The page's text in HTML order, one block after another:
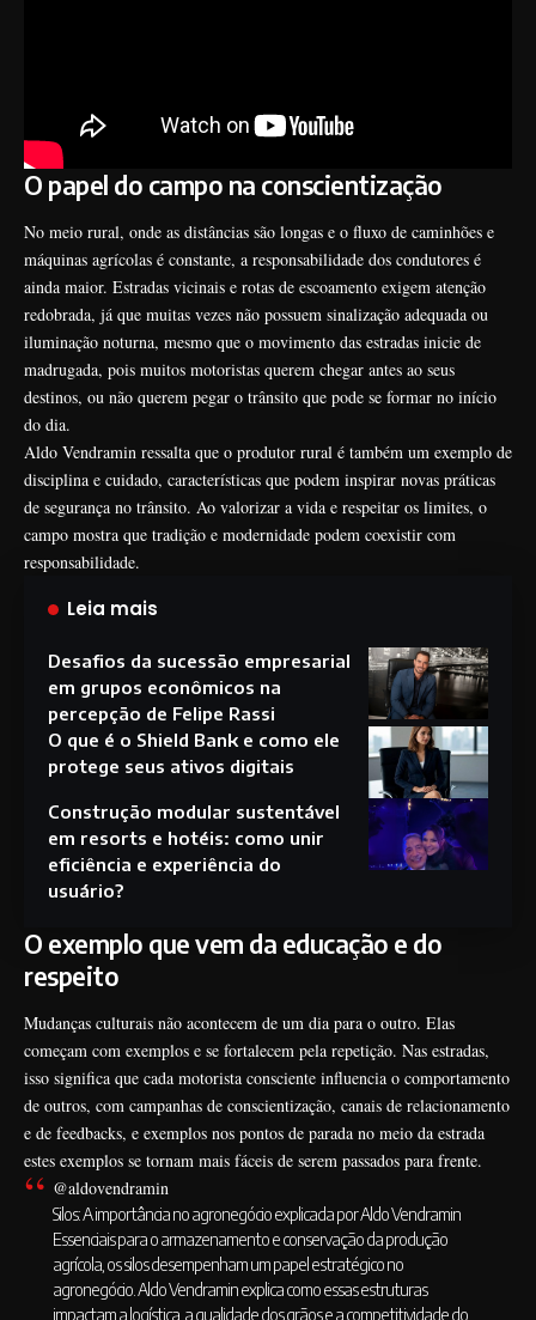
O papel do campo na conscientização
No meio rural, onde as distâncias são longas e o fluxo de caminhões e
máquinas agrícolas é constante, a responsabilidade dos condutores é
ainda maior. Estradas vicinais e rotas de escoamento exigem atenção
redobrada, já que muitas vezes não possuem sinalização adequada ou
iluminação noturna, mesmo que o movimento das estradas inicie de
madrugada, pois muitos motoristas querem chegar antes ao seus
destinos, ou não querem pegar o trânsito que pode se formar no início
do dia.
Aldo Vendramin ressalta que o produtor rural é também um exemplo de
disciplina e cuidado, características que podem inspirar novas práticas
de segurança no trânsito. Ao valorizar a vida e respeitar os limites, o
campo mostra que tradição e modernidade podem coexistir com
responsabilidade.
Leia mais
Desafios da sucessão empresarial
em grupos econômicos na
percepção de Felipe Rassi
O que é o Shield Bank e como ele
protege seus ativos digitais
Construção modular sustentável
em resorts e hotéis: como unir
eficiência e experiência do
usuário?
O exemplo que vem da educação e do
respeito
Mudanças culturais não acontecem de um dia para o outro. Elas
começam com exemplos e se fortalecem pela repetição. Nas estradas,
isso significa que cada motorista consciente influencia o comportamento
de outros, com campanhas de conscientização, canais de relacionamento
e de feedbacks, e exemplos nos pontos de parada no meio da estrada
estes exemplos se tornam mais fáceis de serem passados para frente.
@aldovendramin
Silos: A importância no agronegócio explicada por Aldo Vendramin
Essenciais para o armazenamento e conservação da produção
agrícola, os silos desempenham um papel estratégico no
agronegócio. Aldo Vendramin explica como essas estruturas
impactam a logística, a qualidade dos grãos e a competitividade do